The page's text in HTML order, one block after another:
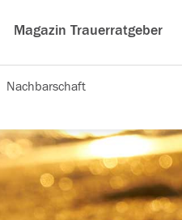
Magazin Trauerratgeber
Nachbarschaft